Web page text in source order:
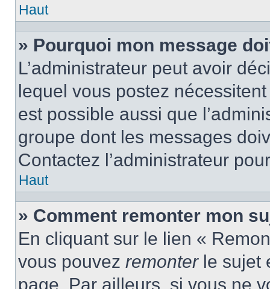
Haut
» Pourquoi mon message
L’administrateur peut avoir
lequel vous postez
est possible aussi que
groupe dont les messages
Contactez l’administrateur
Haut
» Comment remonter mon
En cliquant sur le lien «
vous pouvez remonterle sujet
page. Par ailleurs, si vous ne